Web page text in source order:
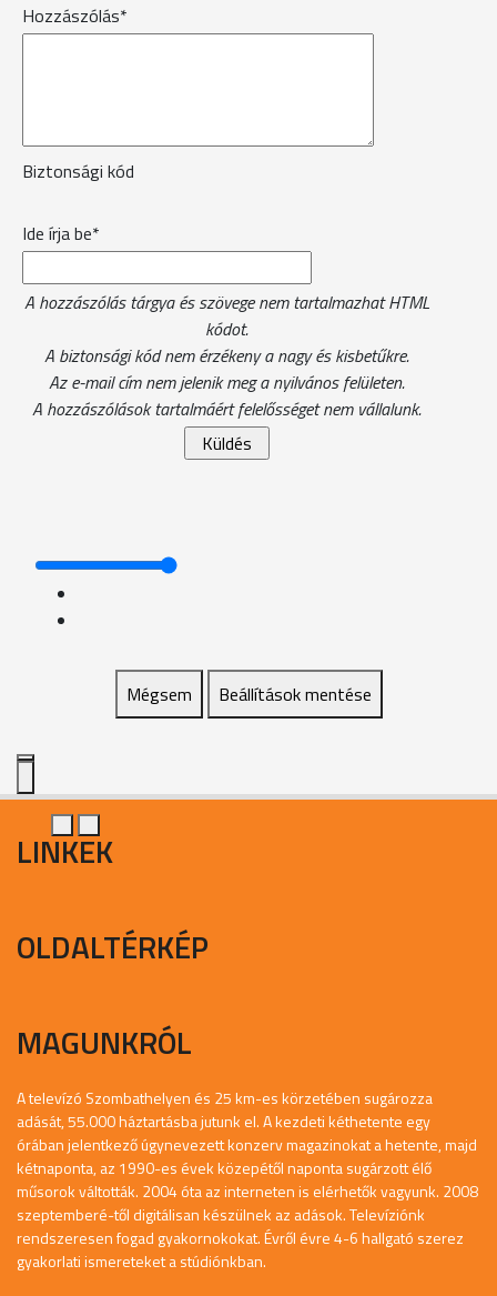
Hozzászólás*
Biztonsági kód
Ide írja be*
A hozzászólás tárgya és szövege nem tartalmazhat HTML
kódot.
A biztonsági kód nem érzékeny a nagy és kisbetűkre.
Az e-mail cím nem jelenik meg a nyilvános felületen.
A hozzászólások tartalmáért felelősséget nem vállalunk.
Mégsem Beállítások mentése
LINKEK
OLDALTÉRKÉP
MAGUNKRÓL
A televízó Szombathelyen és 25 km-es körzetében sugározza
adását, 55.000 háztartásba jutunk el. A kezdeti kéthetente egy
órában jelentkező úgynevezett konzerv magazinokat a hetente, majd
kétnaponta, az 1990-es évek közepétől naponta sugárzott élő
műsorok váltották. 2004 óta az interneten is elérhetők vagyunk. 2008
szeptemberé-től digitálisan készülnek az adások. Televíziónk
rendszeresen fogad gyakornokokat. Évről évre 4-6 hallgató szerez
gyakorlati ismereteket a stúdiónkban.